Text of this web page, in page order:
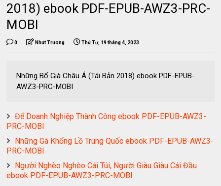
2018) ebook PDF-EPUB-AWZ3-PRC-
MOBI
0 Nhut Truong Thứ Tư, 19 tháng 4, 2023
Những Bố Già Châu Á (Tái Bản 2018) ebook PDF-EPUB-
AWZ3-PRC-MOBI
Để Doanh Nghiệp Thành Công ebook PDF-EPUB-AWZ3-
PRC-MOBI
Những Gã Khổng Lồ Trung Quốc ebook PDF-EPUB-AWZ3-
PRC-MOBI
Người Nghèo Nghèo Cái Túi, Người Giàu Giàu Cái Đầu
ebook PDF-EPUB-AWZ3-PRC-MOBI